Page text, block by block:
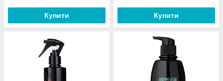
Купити Купити